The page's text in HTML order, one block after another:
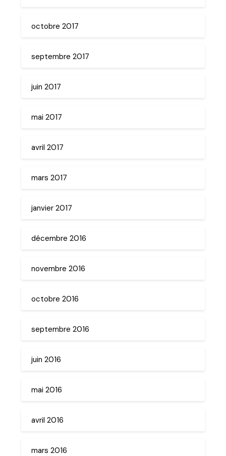
octobre 2017
septembre 2017
juin 2017
mai 2017
avril 2017
mars 2017
janvier 2017
décembre 2016
novembre 2016
octobre 2016
septembre 2016
juin 2016
mai 2016
avril 2016
mars 2016